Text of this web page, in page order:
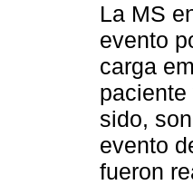
La MS
evento
carga
sido,
evento
fueron